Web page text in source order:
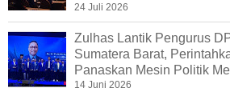
24 Juli 2026
Zulhas Lantik Pengurus
Sumatera Barat,
Panaskan Mesin Politik
14 Juni 2026